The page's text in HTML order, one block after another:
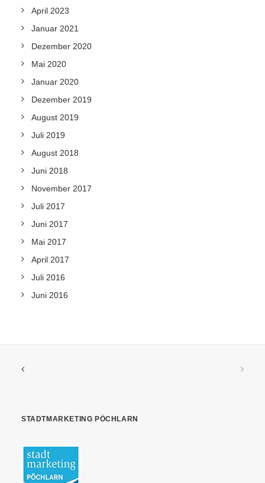
April 2023
Januar 2021
Dezember 2020
Mai 2020
Januar 2020
Dezember 2019
August 2019
Juli 2019
August 2018
Juni 2018
November 2017
Juli 2017
Juni 2017
Mai 2017
April 2017
Juli 2016
Juni 2016
STADTMARKETING PÖCHLARN